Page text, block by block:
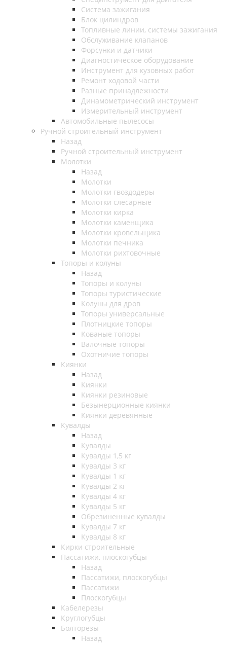
Система зажигания
Блок цилиндров
Топливные линии, системы зажигания
Обслуживание клапанов
Форсунки и датчики
Диагностическое оборудование
Инструмент для кузовных работ
Ремонт ходовой части
Разные принадлежности
Динамометрический инструмент
Измерительный инструмент
Автомобильные пылесосы
Ручной строительный инструмент
Назад
Ручной строительный инструмент
Молотки
Назад
Молотки
Молотки гвоздодеры
Молотки слесарные
Молотки кирка
Молотки каменщика
Молотки кровельщика
Молотки печника
Молотки рихтовочные
Топоры и колуны
Назад
Топоры и колуны
Топоры туристические
Колуны для дров
Топоры универсальные
Плотницкие топоры
Кованые топоры
Валочные топоры
Охотничие топоры
Киянки
Назад
Киянки
Киянки резиновые
Безынерционные киянки
Киянки деревянные
Кувалды
Назад
Кувалды
Кувалды 1,5 кг
Кувалды 3 кг
Кувалды 1 кг
Кувалды 2 кг
Кувалды 4 кг
Кувалды 5 кг
Обрезиненные кувалды
Кувалды 7 кг
Кувалды 8 кг
Кирки строительные
Пассатижи, плоскогубцы
Назад
Пассатижи, плоскогубцы
Пассатижи
Плоскогубцы
Кабелерезы
Круглогубцы
Болторезы
Назад